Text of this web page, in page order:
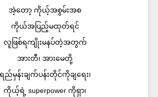
အဲ့တော့ ကိုယ့်အစွမ်းအစ
ကိုယ်အပြည့်မထုတ်ရင်
လူဖြစ်ရကျိုးမနပ်တဲ့အတွက်
အားတီ၊ အားမေတို့
ရည်မှန်းချက်ပန်းတိုင်ကိုချရေး၊
ကိုယ့်ရဲ့ superpower ကိုရှာ၊